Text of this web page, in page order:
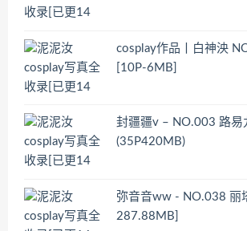
cosplay作品丨白神泱
[10P-6MB]
封疆疆v – NO.003 路易
(35P420MB)
弥音音ww - NO.038 丽
287.88MB]